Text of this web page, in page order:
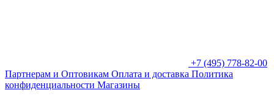
+7 (495) 778-82-00
Партнерам и Оптовикам Оплата и доставка Политика
конфиденциальности Магазины